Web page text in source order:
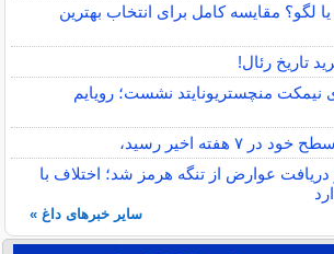
لگو؟ مقایسه کامل برای انتخاب بهترین
تاریخ رئال!
نیمکت منچستریونایتد نشست؛ رویایم
۷ هفته اخیر رسید،
دریافت عوارض از تنگه هرمز شد؛ اختلاف با
سایر خبرهای داغ »